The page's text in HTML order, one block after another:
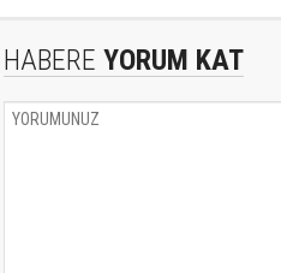
HABERE YORUM KAT